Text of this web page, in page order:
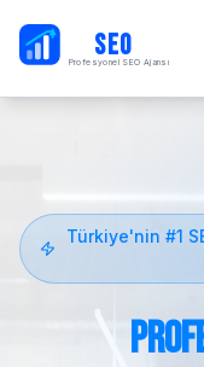
SEO
Profesyonel SEO Ajansı
Türkiye'nin #1